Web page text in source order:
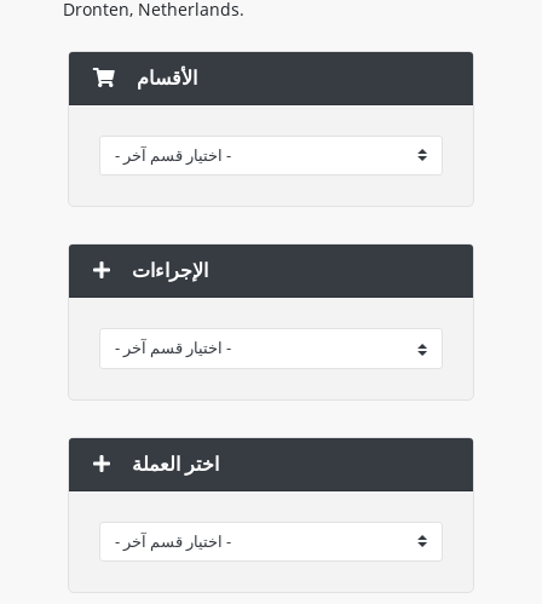
Dronten, Netherlands.
الأقسام
الإجراءات
اختر العملة